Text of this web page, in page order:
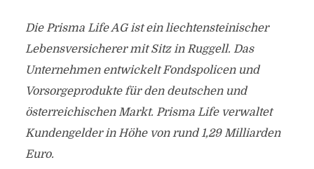
Die Prisma Life AG ist ein liechtensteinischer
Lebensversicherer mit Sitz in Ruggell. Das
Unternehmen entwickelt Fondspolicen und
Vorsorgeprodukte für den deutschen und
österreichischen Markt. Prisma Life verwaltet
Kundengelder in Höhe von rund 1,29 Milliarden
Euro.